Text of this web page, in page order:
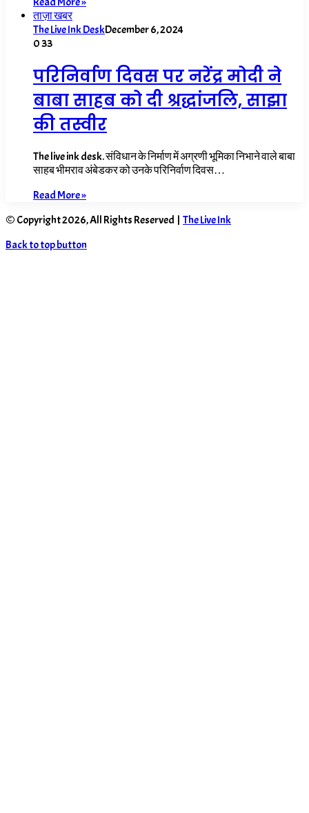
ताज़ा खबर
The Live Ink DeskDecember 6, 2024
033
परिनिर्वाण दिवस पर नरेंद्र मोदी ने
बाबा साहब को दी श्रद्धांजलि, साझा
की तस्वीर
The live ink desk. संविधान के निर्माण में अग्रणी भूमिका निभाने वाले बाबा
साहब भीमराव अंबेडकर को उनके परिनिर्वाण दिवस…
Read More »
© Copyright 2026, All Rights Reserved | The Live Ink
Back to top button